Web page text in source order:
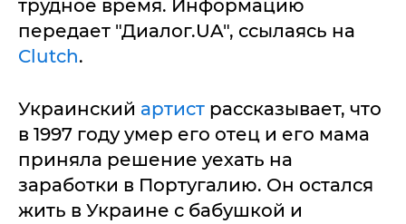
трудное время. Информацию
передает "Диалог.UA", ссылаясь на
Clutch.
Украинский артист рассказывает, что
в 1997 году умер его отец и его мама
приняла решение уехать на
заработки в Португалию. Он остался
жить в Украине с бабушкой и